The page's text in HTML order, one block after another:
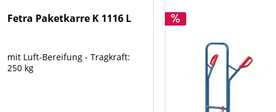
Fetra Paketkarre K 1116 L
mit Luft-Bereifung - Tragkraft:
250 kg